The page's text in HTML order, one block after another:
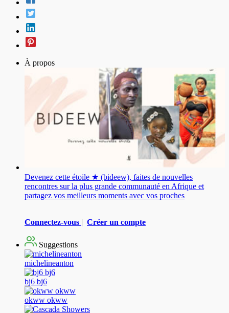
À propos
Devenez cette étoile ★ (bideew), faites de nouvelles
rencontres sur la plus grande communauté en Afrique et
partagez vos meilleurs moments avec vos proches
Connectez-vous | Créer un compte
Suggestions
michelineanton
bj6 bj6
okww okww